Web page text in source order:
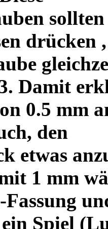
drücken
Damit
0.5 mm
den
etwas
1 mm
Spiel